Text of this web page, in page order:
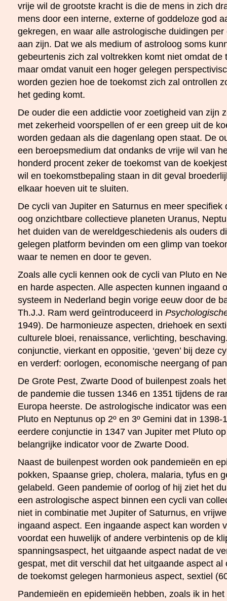
vrije wil de grootste kracht is die de mens in zich
mens door een interne, externe of goddeloze god
gekregen, en waar alle astrologische duidingen
aan zijn. Dat we als medium of astroloog soms
gebeurtenis zich zal voltrekken komt niet omdat de
maar omdat vanuit een hoger gelegen
worden gezien hoe de toekomst zich zal ontrollen
het geding komt.
De ouder die een addictie voor zoetigheid van zijn
met zekerheid voorspellen of er een greep uit de
worden gedaan als die dagenlang open staat. De
een beroepsmedium dat ondanks de vrije wil van
honderd procent zeker de toekomst van de
wil en toekomstbepaling staan in dit geval
elkaar hoeven uit te sluiten.
De cycli van Jupiter en Saturnus en meer specifiek
oog onzichtbare collectieve planeten Uranus,
het duiden van de wereldgeschiedenis als ouders
gelegen platform bevinden om een glimp van
waar te nemen en door te geven.
Zoals alle cycli kennen ook de cycli van Pluto en
en harde aspecten. Alle aspecten kunnen ingaand
systeem in Nederland begin vorige eeuw door de
Th.J.J. Ram werd geïntroduceerd in
1949). De harmonieuze aspecten, driehoek en
culturele bloei, renaissance, verlichting,
conjunctie, vierkant en oppositie, ‘geven’ bij deze
en verderf: oorlogen, economische neergang of
De Grote Pest, Zwarte Dood of builenpest zoals
de pandemie die tussen 1346 en 1351 tijdens de
Europa heerste. De astrologische indicator was
Pluto en Neptunus op 2º en 3º Gemini dat in
eerdere conjunctie in 1347 van Jupiter met Pluto
belangrijke indicator voor de Zwarte Dood.
Naast de builenpest worden ook pandemieën en
pokken, Spaanse griep, cholera, malaria, tyfus en
gelabeld. Geen pandemie of oorlog of hij ziet het
een astrologische aspect binnen een cycli van
niet in combinatie met Jupiter of Saturnus, en
ingaand aspect. Een ingaande aspect kan worden
voordat een huwelijk of andere verbintenis op de
spanningsaspect, het uitgaande aspect nadat de
gespat, met dit verschil dat het uitgaande aspect al
de toekomst gelegen harmonieus aspect, sextiel
Pandemieën en epidemieën hebben, zoals ik in